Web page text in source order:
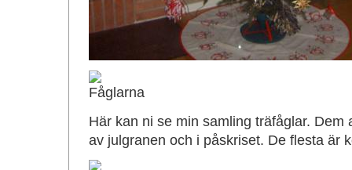
Här kan ni se min samling träfåglar. Dem
av julgranen och i påskriset. De flesta är